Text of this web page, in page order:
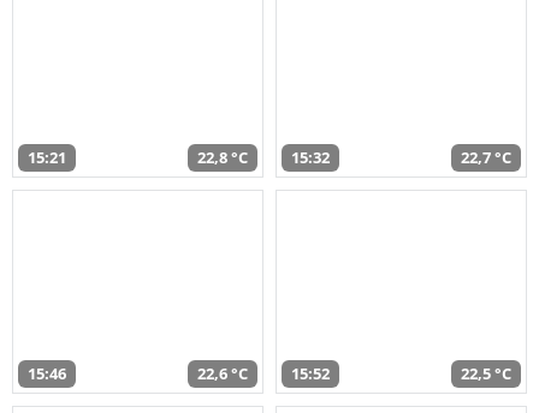
15:21 22,8 °C 15:32 22,7 °C
15:46 22,6 °C 15:52 22,5 °C